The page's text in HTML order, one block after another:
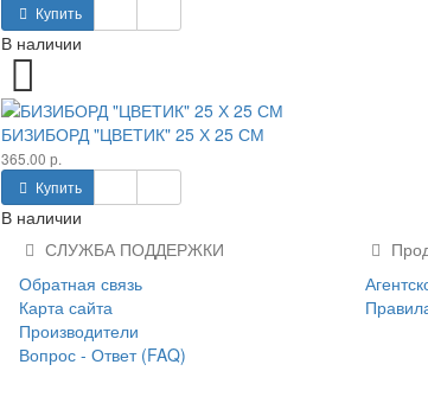
Купить
В наличии
БИЗИБОРД "ЦВЕТИК" 25 Х 25 СМ
365.00 р.
Купить
В наличии
СЛУЖБА ПОДДЕРЖКИ
Обратная связь
Карта сайта
Производители
Вопрос - Ответ (FAQ)